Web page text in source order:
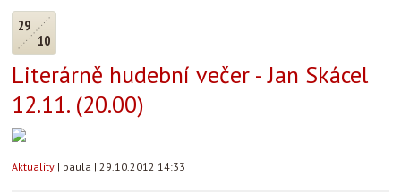
29
10
Literárně hudební večer - Jan Skácel
12.11. (20.00)
Aktuality | paula | 29.10.2012 14:33